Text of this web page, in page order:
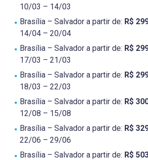
10/03 – 14/03
Brasília – Salvador a partir de: R$
14/04 – 20/04
Brasília – Salvador a partir de: R$
17/03 – 21/03
Brasília – Salvador a partir de: R$
18/03 – 22/03
Brasília – Salvador a partir de: R$
12/08 – 15/08
Brasília – Salvador a partir de: R$
22/06 – 29/06
Brasília – Salvador a partir de: R$